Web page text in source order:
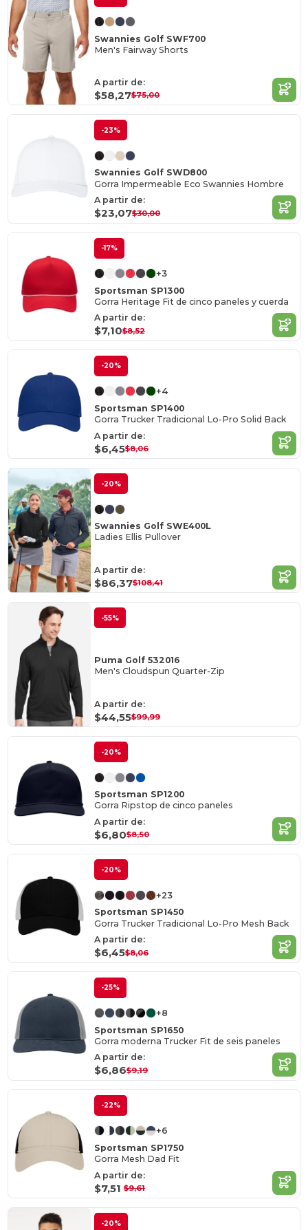
Swannies Golf SWF700
Men's Fairway Shorts
A partir de:
$58,27$75,00
-23%
Swannies Golf SWD800
Gorra Impermeable Eco Swannies Hombre
A partir de:
$23,07$30,00
-17%
+3
Sportsman SP1300
Gorra Heritage Fit de cinco paneles y cuerda
A partir de:
$7,10$8,52
-20%
+4
Sportsman SP1400
Gorra Trucker Tradicional Lo-Pro Solid Back
A partir de:
$6,45$8,06
-20%
Swannies Golf SWE400L
Ladies Ellis Pullover
A partir de:
$86,37$108,41
-55%
Puma Golf 532016
Men's Cloudspun Quarter-Zip
A partir de:
$44,55$99,99
-20%
Sportsman SP1200
Gorra Ripstop de cinco paneles
A partir de:
$6,80$8,50
-20%
+23
Sportsman SP1450
Gorra Trucker Tradicional Lo-Pro Mesh Back
A partir de:
$6,45$8,06
-25%
+8
Sportsman SP1650
Gorra moderna Trucker Fit de seis paneles
A partir de:
$6,86$9,19
-22%
+6
Sportsman SP1750
Gorra Mesh Dad Fit
A partir de:
$7,51 $9,61
-20%